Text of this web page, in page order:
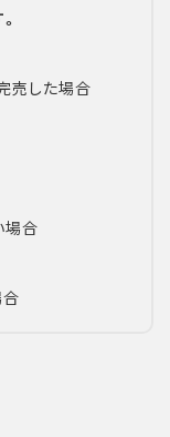
売した場合
場合